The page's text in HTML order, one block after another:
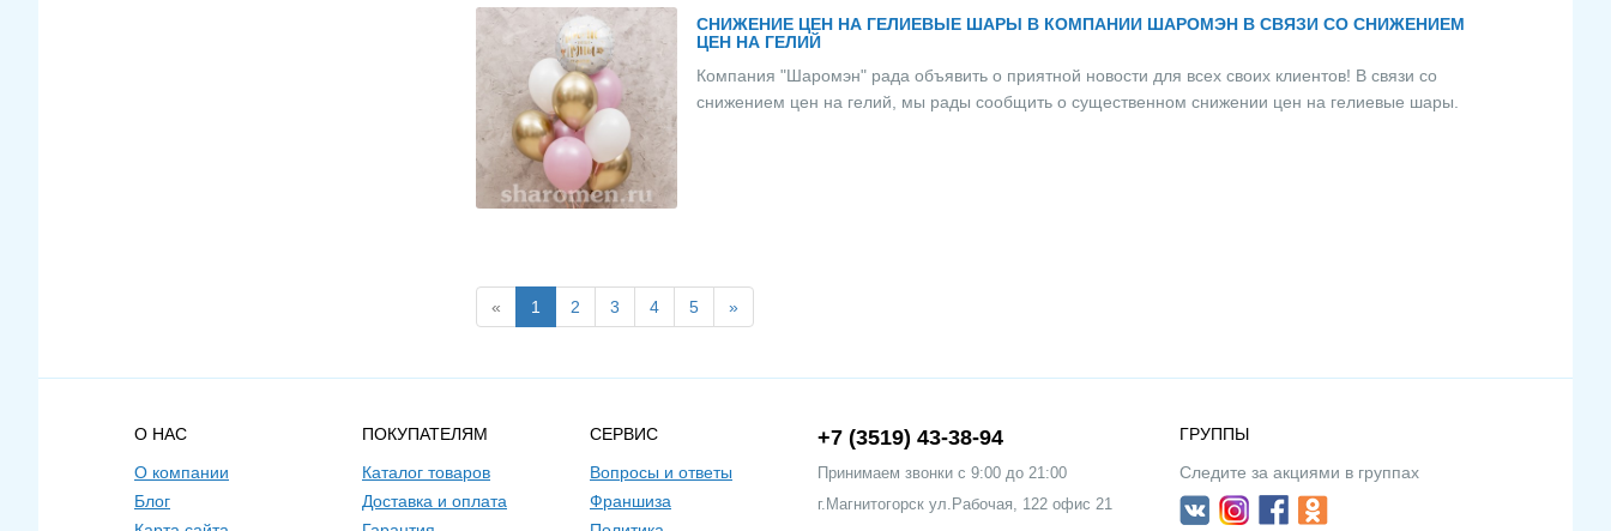
СНИЖЕНИЕ ЦЕН НА ГЕЛИЕВЫЕ ШАРЫ В КОМПАНИИ ШАРОМЭН В СВЯЗИ СО СНИЖЕНИЕМ
ЦЕН НА ГЕЛИЙ
Компания "Шаромэн" рада объявить о приятной новости для всех своих клиентов! В связи со
снижением цен на гелий, мы рады сообщить о существенном снижении цен на гелиевые шары.
« 1 2 3 4 5 »
О НАС
О компании
Блог
ПОКУПАТЕЛЯМ
Каталог товаров
Доставка и оплата
СЕРВИС
Вопросы и ответы
Франшиза
+7 (3519) 43-38-94
Принимаем звонки c 9:00 до 21:00
г.Магнитогорск ул.Рабочая, 122 офис 21
ГРУППЫ
Следите за акциями в группах